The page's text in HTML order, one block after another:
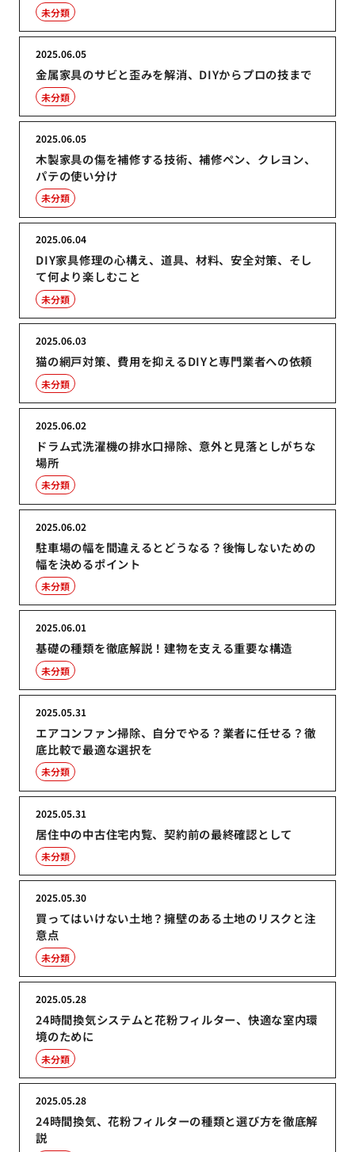
未分類
金属家具のサビと歪みを解消、DIYからプロの技まで
2025.06.05
未分類
木製家具の傷を補修する技術、補修ペン、クレヨン、
パテの使い分け
2025.06.05
未分類
DIY家具修理の心構え、道具、材料、安全対策、そし
て何より楽しむこと
2025.06.04
未分類
猫の網戸対策、費用を抑えるDIYと専門業者への依頼
2025.06.03
未分類
ドラム式洗濯機の排水口掃除、意外と見落としがちな
場所
2025.06.02
未分類
駐車場の幅を間違えるとどうなる？後悔しないための
幅を決めるポイント
2025.06.02
未分類
基礎の種類を徹底解説！建物を支える重要な構造
2025.06.01
未分類
エアコンファン掃除、自分でやる？業者に任せる？徹
底比較で最適な選択を
2025.05.31
未分類
居住中の中古住宅内覧、契約前の最終確認として
2025.05.31
未分類
買ってはいけない土地？擁壁のある土地のリスクと注
意点
2025.05.30
未分類
24時間換気システムと花粉フィルター、快適な室内環
境のために
2025.05.28
未分類
24時間換気、花粉フィルターの種類と選び方を徹底解
説
2025.05.28